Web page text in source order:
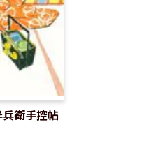
衛手控帖